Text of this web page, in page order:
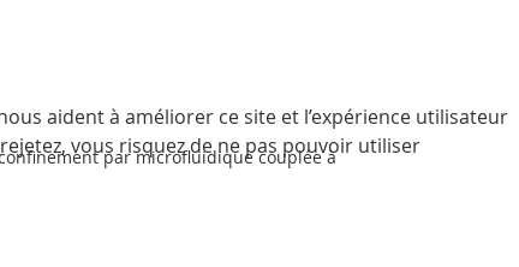
par microfluidique couplée à
aident à améliorer ce site et l’expérience utilisateur
vous risquez de ne pas pouvoir utiliser